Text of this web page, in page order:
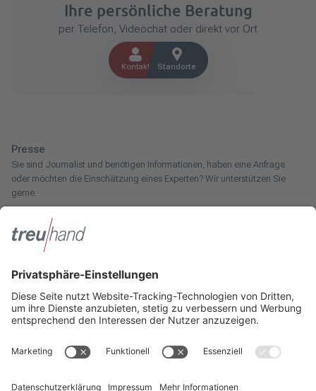
Ihre persönliche Beratung
per Telefon, Videochat oder direkt vor Ort
Kontakt Standorte
Presse
Sie sind Journalist und benötigen Informationen, haben eine Anfrage
oder möchten die Einschätzung eines Experten? Wir unterstützen Sie
gerne.
Innotax
forstwirtschaftlichen Betrieb oder kommen aus dem Handwerk und
suchen einen Steuerberater? Bei der Innotax bieten wir Ihnen individuelle
Beratung für jede Lebensphase.
Die Innotax kennenlernen
Social Media
Sie uns einfach auf unseren Social-Media-Kanälen.